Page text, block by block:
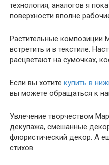
технология, аналогов я
поверхности вполне
Растительные
встретить и в текстиле.
расцветают на сумочках,
Если вы хотите купить в
вы можете обращаться к
Увлечение творчеством
декупажа, смешанные
флористический декор. А
стихов.